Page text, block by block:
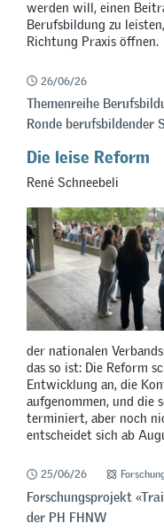
werden will, einen
Berufsbildung zu
Richtung Praxis öffnen.
26/06/26
Themenreihe
Ronde berufsbildender
Die leise Reform
René Schneebeli
der nationalen
das so ist: Die Reform
Entwicklung an, die
aufgenommen, und die
terminiert, aber noch
entscheidet sich ab
25/06/26
Forschungsprojekt
der PH FHNW